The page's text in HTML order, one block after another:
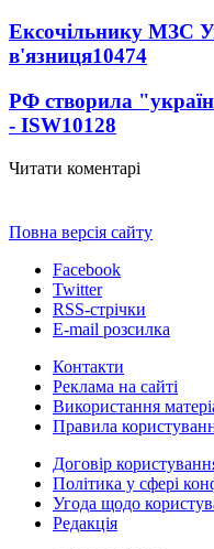
Ексочільнику МЗС
в'язниця10474
РФ створила
- ISW10128
Читати коментарі
Повна версія сайту
Facebook
Twitter
RSS-стрічки
E-mail розсилка
Контакти
Реклама на сайті
Використання
Правила
Договір
Політика у сфері
Угода щодо
Редакція